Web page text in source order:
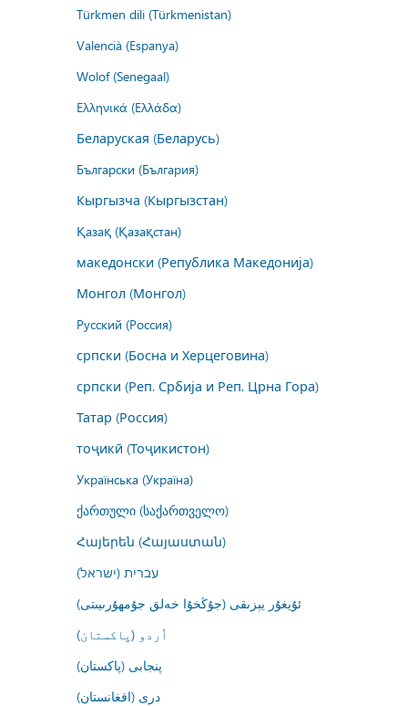
Türkmen dili (Türkmenistan)
Valencià (Espanya)
Wolof (Senegaal)
Ελληνικά (Ελλάδα)
Беларуская (Беларусь)
Български (България)
Кыргызча (Кыргызстан)
Қазақ (Қазақстан)
македонски (Република Македонија)
Монгол (Монгол)
Русский (Россия)
српски (Босна и Херцеговина)
српски (Реп. Србија и Реп. Црна Гора)
Татар (Россия)
тоҷикӣ (Тоҷикистон)
Українська (Україна)
ქართული (საქართველო)
Հայերեն (Հայաստան)
עברית (ישראל)
ئۇيغۇر يېزىقى (جۇڭخۇا خەلق جۇمھۇرىيىتى)
اُردو (پاکستان)
پنجابی (پاکستان)
درى (افغانستان)